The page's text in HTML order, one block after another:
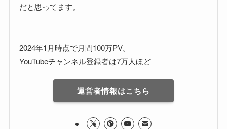
だと思ってます。
2024年1月時点で月間100万PV。
YouTubeチャンネル登録者は7万人ほど
運営者情報はこちら